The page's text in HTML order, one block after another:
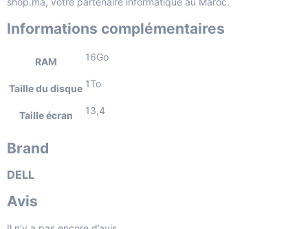
Informations complémentaires
RAM 16Go
Taille du disque 1To
Taille écran 13,4
Brand
DELL
Avis